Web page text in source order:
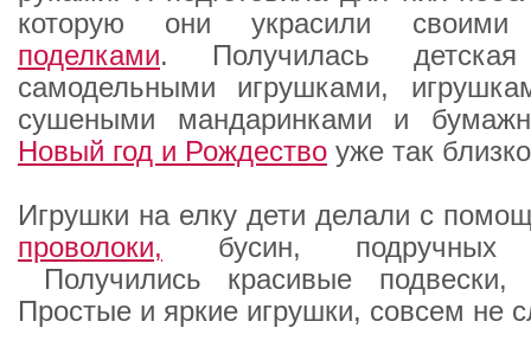
которую они украсили своими
поделками. Получилась
самодельными игрушками,
сушеными мандаринками и
Новый год и Рождество уже так
Игрушки на елку дети делали с
проволоки, бусин, подручных
Получились красивые подвески,
Простые и яркие игрушки, совсем не